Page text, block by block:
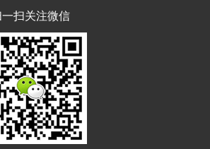
一扫关注微信